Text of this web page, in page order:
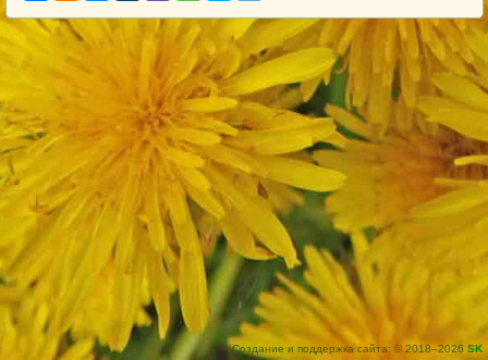
Создание и поддержка сайта: © 2018–2026 SK